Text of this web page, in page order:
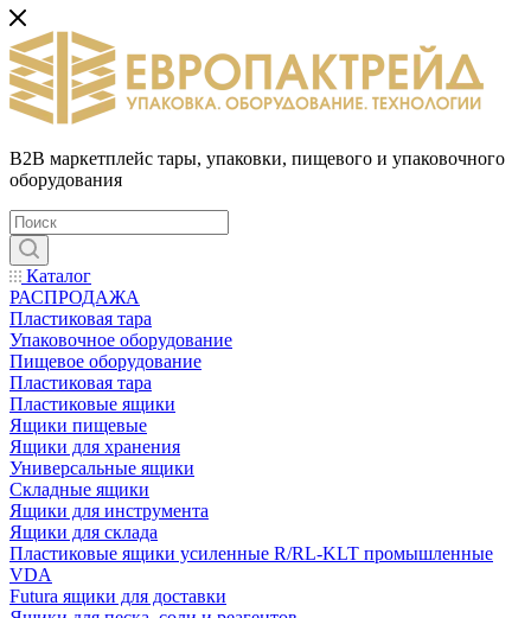
B2B маркетплейс тары, упаковки, пищевого и упаковочного
оборудования
Каталог
РАСПРОДАЖА
Пластиковая тара
Упаковочное оборудование
Пищевое оборудование
Пластиковая тара
Пластиковые ящики
Ящики пищевые
Ящики для хранения
Универсальные ящики
Складные ящики
Ящики для инструмента
Ящики для склада
Пластиковые ящики усиленные R/RL-KLT промышленные
VDA
Futura ящики для доставки